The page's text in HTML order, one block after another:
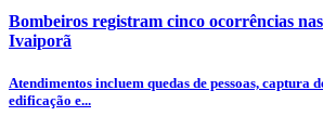
Bombeiros registram cinco ocorrências
Ivaiporã
Atendimentos incluem quedas de pessoas, captura
edificação e...